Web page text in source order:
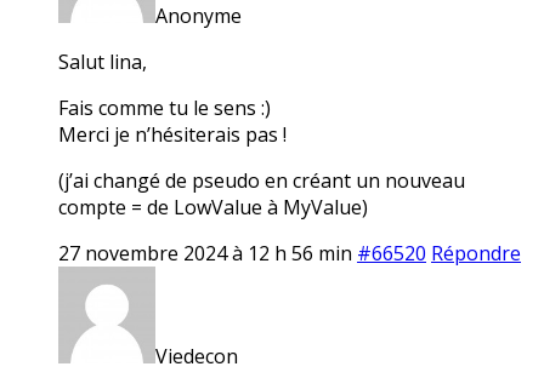
Anonyme
Salut lina,
Fais comme tu le sens :)
Merci je n’hésiterais pas !
(j’ai changé de pseudo en créant un nouveau
compte = de LowValue à MyValue)
27 novembre 2024 à 12 h 56 min #66520 Répondre
Viedecon